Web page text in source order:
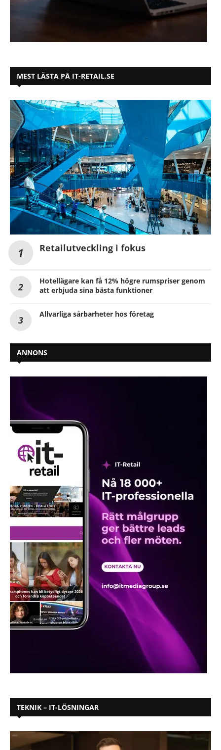
MEST LÄSTA PÅ IT-RETAIL.SE
Retailutveckling i fokus
Hotellägare kan få 12% högre rumspriser genom
att erbjuda sina bästa funktioner
Allvarliga sårbarheter hos företag
ANNONS
TEKNIK – IT-LÖSNINGAR